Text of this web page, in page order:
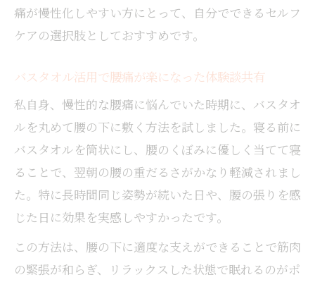
痛が慢性化しやすい方にとって、自分でできるセルフ
ケアの選択肢としておすすめです。
バスタオル活用で腰痛が楽になった体験談共有
私自身、慢性的な腰痛に悩んでいた時期に、バスタオ
ルを丸めて腰の下に敷く方法を試しました。寝る前に
バスタオルを筒状にし、腰のくぼみに優しく当てて寝
ることで、翌朝の腰の重だるさがかなり軽減されまし
た。特に長時間同じ姿勢が続いた日や、腰の張りを感
じた日に効果を実感しやすかったです。
この方法は、腰の下に適度な支えができることで筋肉
の緊張が和らぎ、リラックスした状態で眠れるのがポ